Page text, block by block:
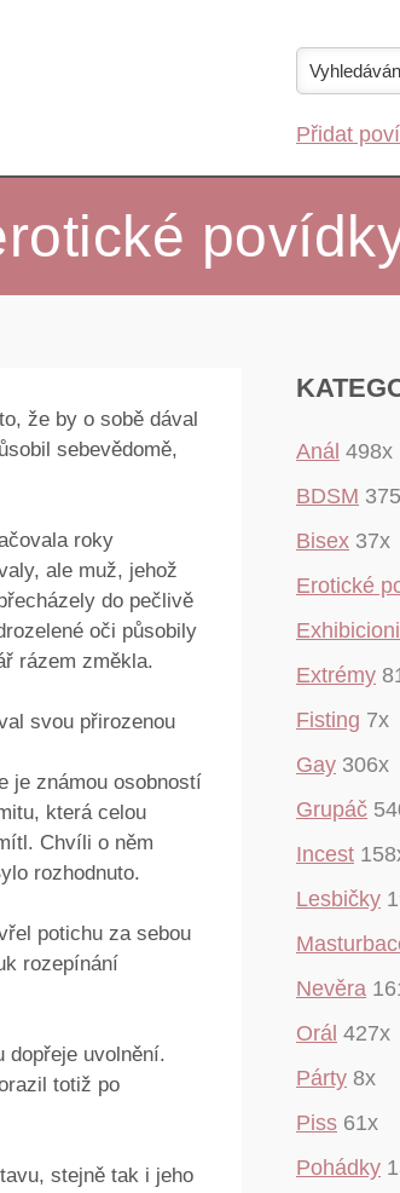
Přidat
že by o sobě dával
sebevědomě,
roky
ale muž, jehož
do pečlivě
oči působily
rázem změkla.
svou přirozenou
je známou osobností
která celou
Chvíli o něm
rozhodnuto.
potichu za sebou
rozepínání
dopřeje uvolnění.
totiž po
stejně tak i jeho
Anál 498x
BDSM
Bisex 37x
Erotické
Extrémy
Fisting 7x
Gay 306x
Grupáč
Incest
Lesbičky
Nevěra
Orál 427x
Párty 8x
Piss 61x
Pohádky